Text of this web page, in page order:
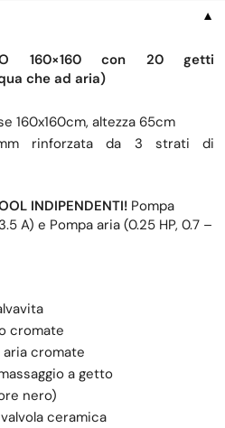
▼
160×160 con 20 getti
che ad aria)
160x160cm, altezza 65cm
rinforzata da 3 strati di
INDIPENDENTI! Pompa
A) e Pompa aria (0.25 HP, 0.7 –
cromate
cromate
a getto
nero)
ceramica